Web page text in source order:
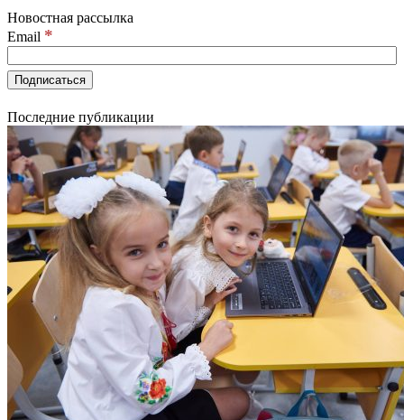
Новостная рассылка
Email *
Последние публикации